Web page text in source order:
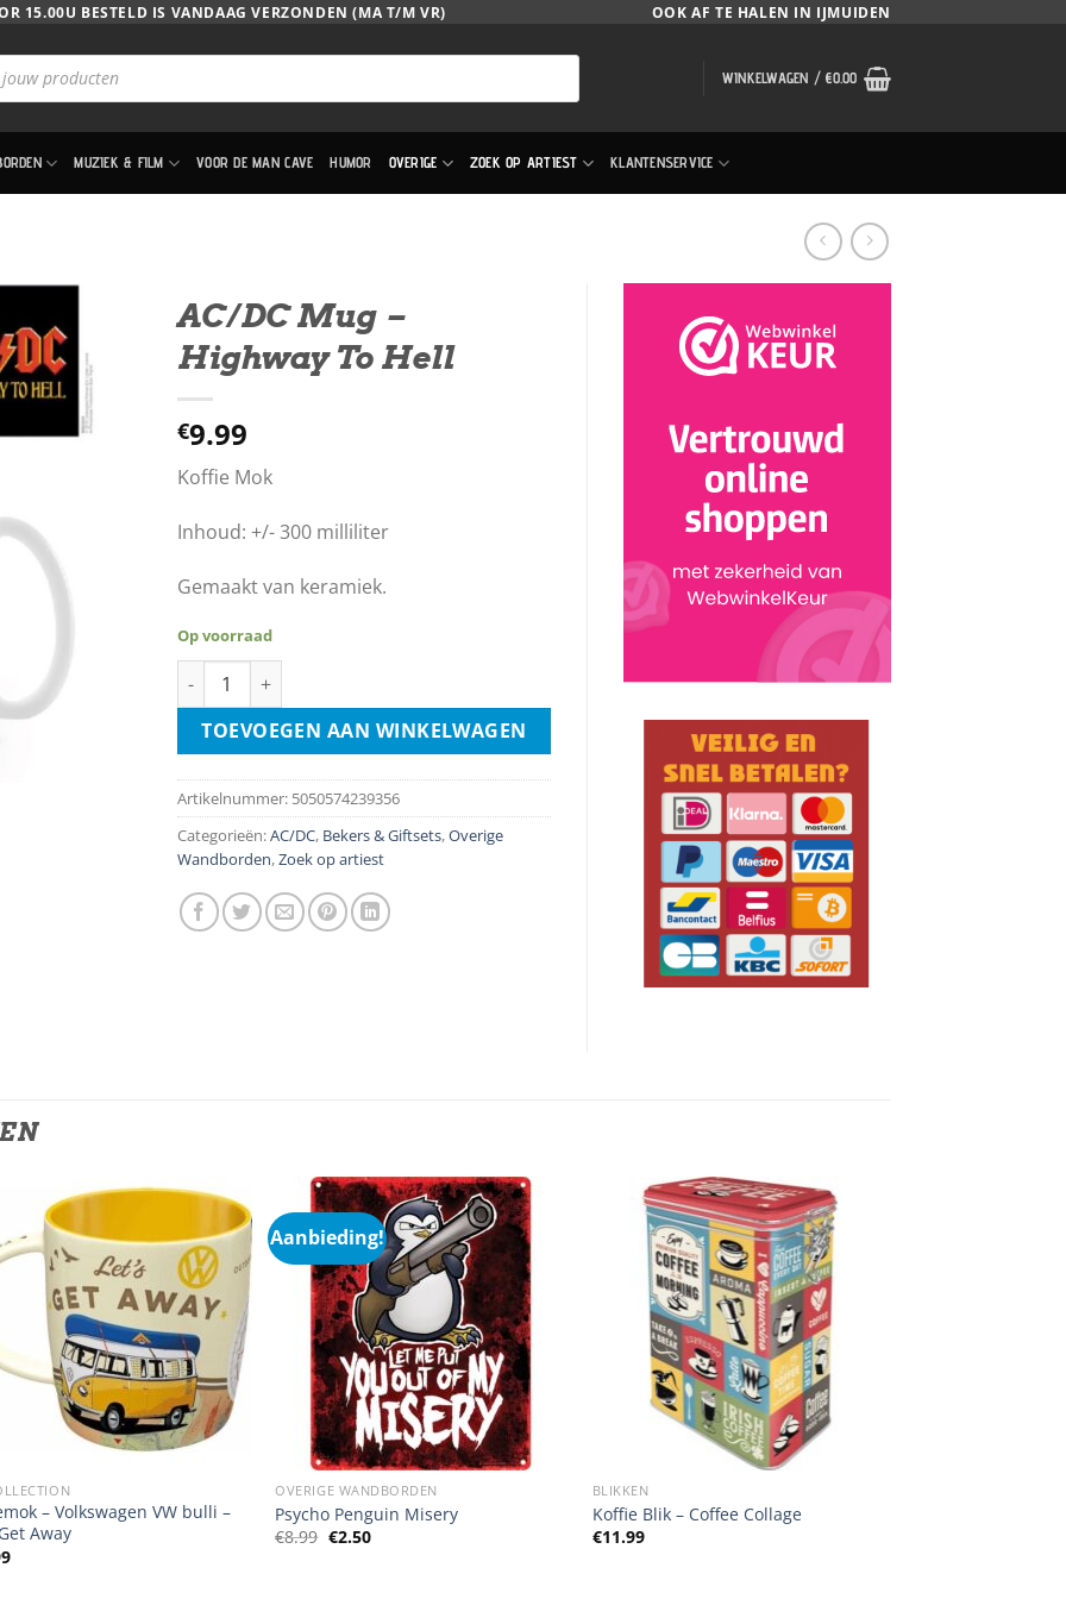
15.00U BESTELD IS VANDAAG VERZONDEN (MA T/M VR) OOK AF TE HALEN IN IJMUIDEN
WINKELWAGEN /€0.00
MUZIEK & FILM VOOR DE MAN CAVE HUMOR OVERIGE ZOEK OP ARTIEST KLANTENSERVICE
AC/DC Mug –
Highway To Hell
€9.99
Koffie Mok
Inhoud: +/- 300 milliliter
Gemaakt van keramiek.
Op voorraad
AC/DC Mug - Highway To Hell aantal
TOEVOEGEN AAN WINKELWAGEN
Artikelnummer: 5050574239356
Categorieën:AC/DC, Bekers & Giftsets,Overige
Wandborden,Zoek op artiest
– Volkswagen VW bulli –
Away
Aanbieding!
OVERIGE WANDBORDEN
Psycho Penguin Misery
€8.99 Oorspronkelijke
€2.50Huidige
BLIKKEN
Koffie Blik – Coffee Collage
€11.99